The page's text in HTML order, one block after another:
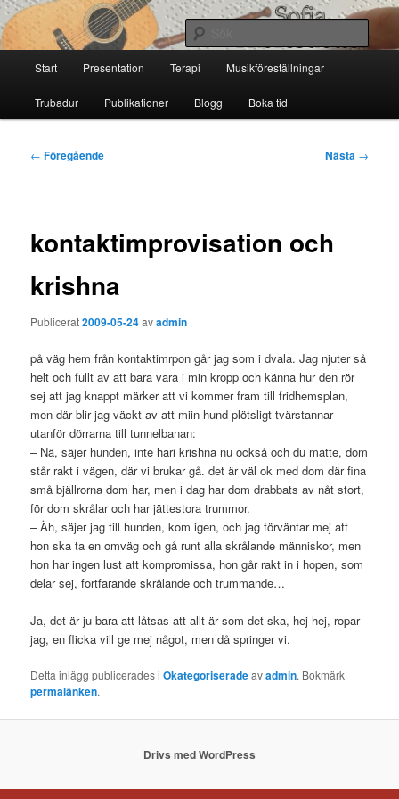
Hoppa
till
primärt
innehållSofia Thoresdotter
Start Presentation Terapi Musikföreställningar
Trubadur Publikationer Blogg Boka tid
Inläggsnavigering
← Föregående Nästa →
kontaktimprovisation och
krishna
Publicerat2009-05-24avadmin
på väg hem från kontaktimrpon går jag som i dvala. Jag njuter så
helt och fullt av att bara vara i min kropp och känna hur den rör
sej att jag knappt märker att vi kommer fram till fridhemsplan,
men där blir jag väckt av att miin hund plötsligt tvärstannar
utanför dörrarna till tunnelbanan:
– Nä, säjer hunden, inte hari krishna nu också och du matte, dom
står rakt i vägen, där vi brukar gå. det är väl ok med dom där fina
små bjällrorna dom har, men i dag har dom drabbats av nåt stort,
för dom skrålar och har jättestora trummor.
– Äh, säjer jag till hunden, kom igen, och jag förväntar mej att
hon ska ta en omväg och gå runt alla skrålande människor, men
hon har ingen lust att kompromissa, hon går rakt in i hopen, som
delar sej, fortfarande skrålande och trummande…
Ja, det är ju bara att låtsas att allt är som det ska, hej hej, ropar
jag, en flicka vill ge mej något, men då springer vi.
Detta inlägg publicerades iOkategoriseradeavadmin. Bokmärk
permalänken.
Drivs med WordPress